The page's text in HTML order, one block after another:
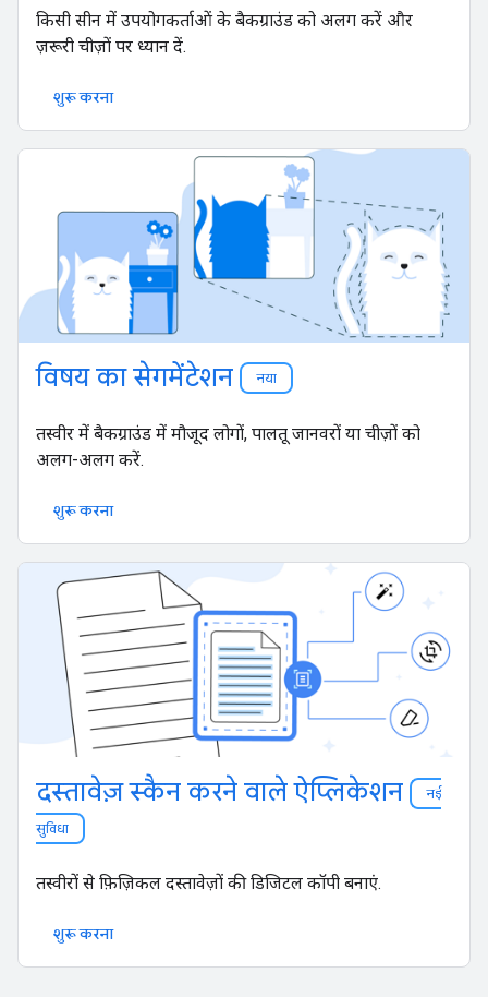
किसी सीन में उपयोगकर्ताओं के बैकग्राउंड को अलग करें और
ज़रूरी चीज़ों पर ध्यान दें.
शुरू करना
विषय का सेगमेंटेशन नया
तस्वीर में बैकग्राउंड में मौजूद लोगों, पालतू जानवरों या चीज़ों को
अलग-अलग करें.
शुरू करना
दस्तावेज़ स्कैन करने वाले ऐप्लिकेशन नई
सुविधा
तस्वीरों से फ़िज़िकल दस्तावेज़ों की डिजिटल कॉपी बनाएं.
शुरू करना